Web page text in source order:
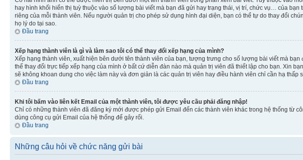
hay hình khối hiển thị tuỳ thuộc vào số lượng bài viết mà bạn đã gửi hay trạng thái, vị trí, chức vụ… của
riêng của mỗi thành viên. Nếu người quản trị cho phép sử dụng hình đại diện, bạn có thể tự do thay đổi
họ lý do tại sao.
Đầu trang
Xếp hạng thành viên là gì và làm sao tôi có thể thay đổi xếp hạng của mình?
Xếp hạng thành viên, xuất hiện bên dưới tên thành viên của bạn, tượng trưng cho số lượng bài viết mà
thể thay đổi trực tiếp xếp hạng của mình ở bất cứ diễn đàn nào mà quản trị viên đã thiết lập cho bạn. Xin
sẽ không khoan dung cho việc làm này và đơn giản là các quản trị viên hay điều hành viên chỉ cần hạ thấp
Đầu trang
Khi tôi bấm vào liên kết Email của một thành viên, tôi được yêu cầu phải đăng nhập!
Chỉ có những thành viên đã đăng ký mới được phép gửi Email đến các thành viên khác trong hệ thống từ
dùng công cụ gửi Email của hệ thống để gây rối.
Đầu trang
Những câu hỏi về chức năng gửi bài